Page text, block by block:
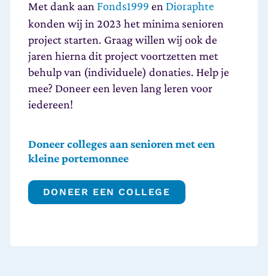
Met dank aan Fonds1999 en Dioraphte
konden wij in 2023 het minima senioren
project starten. Graag willen wij ook de
jaren hierna dit project voortzetten met
behulp van (individuele) donaties. Help je
mee? Doneer een leven lang leren voor
iedereen!
Doneer colleges aan senioren met een
kleine portemonnee
DONEER EEN COLLEGE